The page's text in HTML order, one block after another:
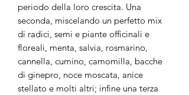
periodo della loro crescita. Una
seconda, miscelando un perfetto mix
di radici, semi e piante officinali e
floreali, menta, salvia, rosmarino,
cannella, cumino, camomilla, bacche
di ginepro, noce moscata, anice
stellato e molti altri; infine una terza